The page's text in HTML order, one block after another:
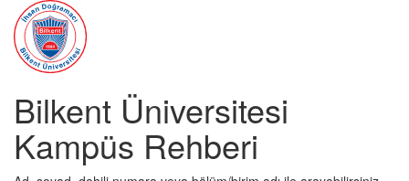
Bilkent Üniversitesi
Kampüs Rehberi